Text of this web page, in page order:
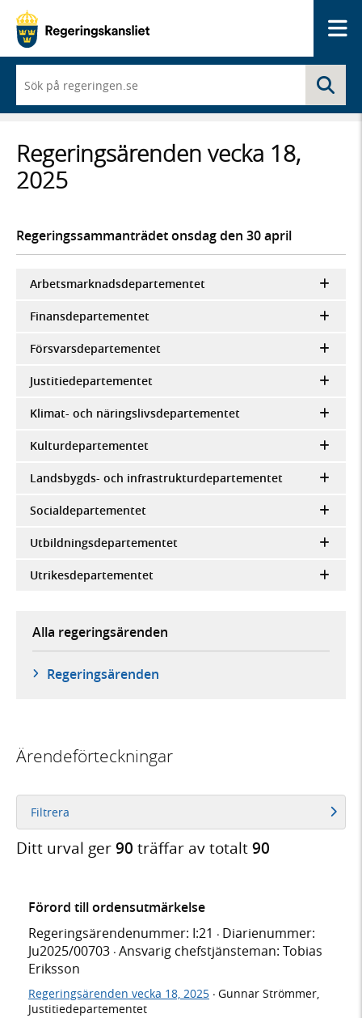
du
börjar
skriva
framträder
en
lista
Regeringsärenden vecka 18,
2025
Regeringssammanträdet onsdag den 30 april
Arbetsmarknadsdepartementet
Finansdepartementet
Försvarsdepartementet
Justitiedepartementet
Klimat- och näringslivsdepartementet
Kulturdepartementet
Landsbygds- och infrastrukturdepartementet
Socialdepartementet
Utbildningsdepartementet
Utrikesdepartementet
Alla regeringsärenden
Regeringsärenden
Ärendeförteckningar
Filtrera
Ditt urval ger90 träffar av totalt90
Förord till ordensutmärkelse
Regeringsärendenummer: I:21 · Diarienummer:
Ju2025/00703 · Ansvarig chefstjänsteman: Tobias
Eriksson
Regeringsärenden vecka 18, 2025 · Gunnar Strömmer,
Justitiedepartementet